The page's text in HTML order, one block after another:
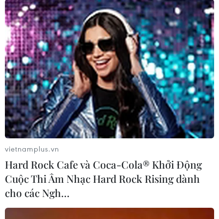
#An ninh Nghệ An
#Thời sự
#Thời sự hôm nay
#Bản tin thời sự
#Tội phạm
#Truy nã
#Tội phạm hình sự
#Hình sự #Công an
#Vụ án
#Phạm pháp
#Pháp luật #Pháp đình
#Xã hội
#An ninh xã hội
#Chính trị #VietnamPlus Pháp
Theo dõi VietnamPlus
TIN LIÊN QUAN
vietnamplus.vn
Hard Rock Cafe và Coca-Cola® Khởi Động
Cuộc Thi Âm Nhạc Hard Rock Rising dành
cho các Ngh…